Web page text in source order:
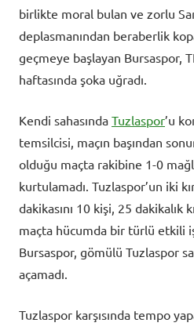
birlikte moral bulan ve zorlu
deplasmanından beraberlik
geçmeye başlayan Bursaspor,
haftasında şoka uğradı.
Kendi sahasında Tuzlaspor’u
temsilcisi, maçın başından
olduğu maçta rakibine 1-0
kurtulamadı. Tuzlaspor’un iki
dakikasını 10 kişi, 25 dakikalık
maçta hücumda bir türlü etkili
Bursaspor, gömülü Tuzlaspor
açamadı.
Tuzlaspor karşısında tempo